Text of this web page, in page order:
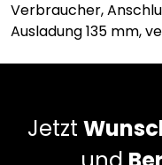
Verbraucher,
Ausladung 135 mm,
Jetzt